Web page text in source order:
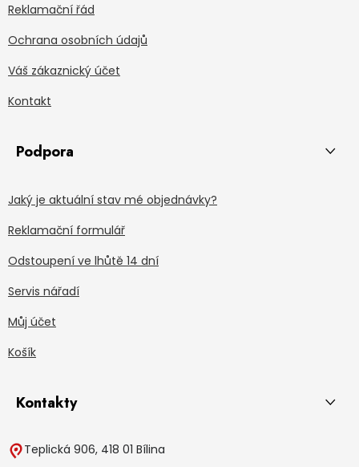
Reklamační řád
Ochrana osobních údajů
Váš zákaznický účet
Kontakt
Podpora
Jaký je aktuální stav mé objednávky?
Reklamační formulář
Odstoupení ve lhůtě 14 dní
Servis nářadí
Můj účet
Košík
Kontakty
Teplická 906, 418 01 Bílina